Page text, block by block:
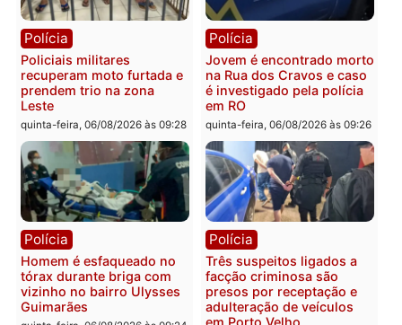
Polícia
Tragédia na BR-364:
colisão entre caminhão e
carro deixa quatro mortos
em Porto Velho
quinta-feira, 06/08/2026 às 20:51
Política
Ministro Dias Tofolli , do
TSE, determina
e processamento da
que pode levar à perda
mandato da prefeita de
Pimenta Bueno
quinta-feira, 06/08/2026 às
Polícia Polícia